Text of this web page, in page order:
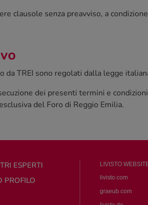
clausole senza preavviso, a
TREI sono regolati dalla legge
dei presenti termini e
del Foro di Reggio Emilia.
ESPERTI
PROFILO
LIVISTO
livisto.com
graeub.com